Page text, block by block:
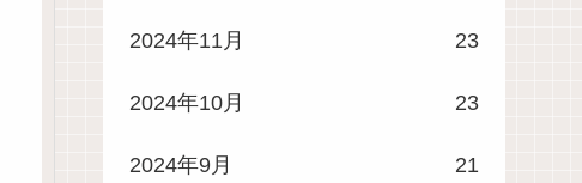
2024年11月 23
2024年10月 23
2024年9月 21